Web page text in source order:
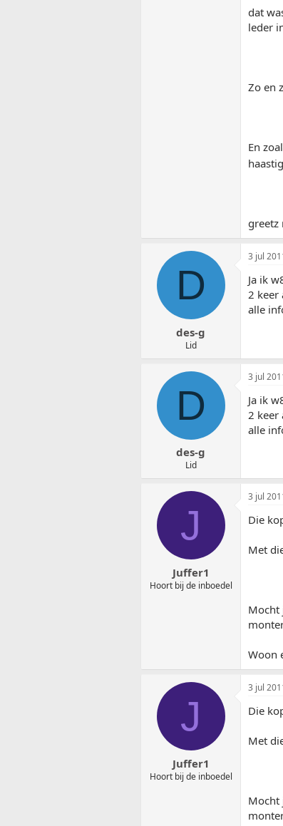
dat
leder
Zo en
En
greetz
D
des-g
Lid
3 jul
Ja ik
2 keer
alle
D
des-g
Lid
3 jul
Ja ik
2 keer
alle
J
Juffer1
Hoort bij de inboedel
3 jul
Die
Met
Mocht
Woon
J
Juffer1
Hoort bij de inboedel
3 jul
Die
Met
Mocht